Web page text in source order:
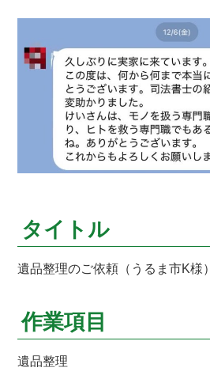
タイトル
遺品整理のご依頼（うるま市K様）
作業項目
遺品整理